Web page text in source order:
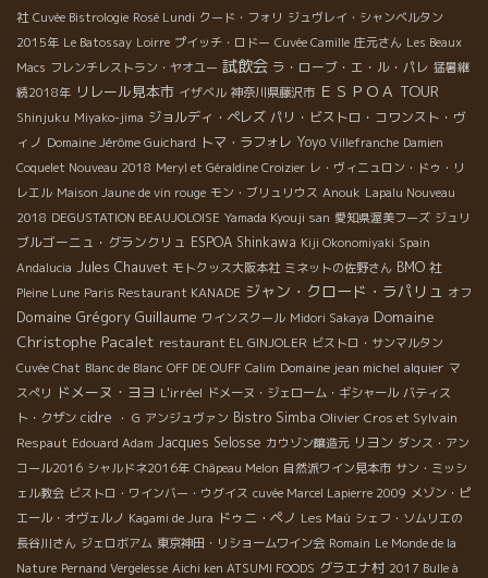
社 Cuvée Bistrologie Rosé Lundi クード・フォリ ジュヴレイ・シャンベルタン
2015年 Le Batossay Loirre プイッチ・ロドー Cuvée Camille 庄元さん Les Beaux
Macs フレンチレストラン・ヤオユー 試飲会 ラ・ローブ・エ・ル・パレ 猛暑継
続2018年 リレール見本市 イザベル 神奈川県藤沢市 ＥＳＰＯＡ TOUR
Shinjuku Miyako-jima ジョルディ・ペレズ パリ・ビストロ・コワンスト・ヴ
ィノ Domaine Jérôme Guichard トマ・ラフォレ Yoyo Villefranche Damien
Coquelet Nouveau 2018 Meryl et Géraldine Croizier レ・ヴィニュロン・ドゥ・リ
レエル Maison Jaune de vin rouge モン・ブリュリウス Anouk Lapalu Nouveau
2018 DEGUSTATION BEAUJOLOISE Yamada Kyouji san 愛知県渥美フーズ ジュリ
ブルゴーニュ・グランクリュ ESPOA Shinkawa Kiji Okonomiyaki Spain
Andalucia Jules Chauvet モトクッス大阪本社 ミネットの佐野さん BMO 社
Pleine Lune Paris Restaurant KANADE ジャン・クロード・ラパリュ オフ
Domaine Grégory Guillaume ワインスクール Midori Sakaya Domaine
Christophe Pacalet restaurant EL GINJOLER ビストロ・サンマルタン
Cuvée Chat Blanc de Blanc OFF DE OUFF Calim Domaine jean michel alquier マ
スぺリ ドメーヌ・ヨヨ L'irréel ドメーヌ・ジェローム・ギシャール バティス
ト・クザン cidre ・ G アンジュヴァン Bistro Simba Olivier Cros et Sylvain
Respaut Edouard Adam Jacques Selosse カウゾン醸造元 リヨン ダンス・アン
コール2016 シャルドネ2016年 Châpeau Melon 自然派ワイン見本市 サン・ミッシ
ェル教会 ビストロ・ワインバー・ウグイス cuvée Marcel Lapierre 2009 メゾン・ピ
エール・オヴェルノ Kagami de Jura ドゥニ・ペノ Les Maù シェフ・ソムリエの
長谷川さん ジェロボアム 東京神田・リショームワイン会 Romain Le Monde de la
Nature Pernand Vergelesse Aichi ken ATSUMI FOODS グラエナ村 2017 Bulle à